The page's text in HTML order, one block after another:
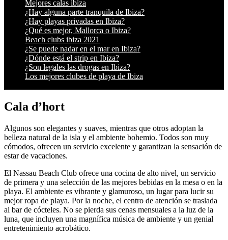
Mejores calas ibiza
¿Hay alguna parte tranquila de Ibiza?
¿Hay playas privadas en Ibiza?
¿Qué es mejor, Mallorca o Ibiza?
Beach clubs ibiza 2021
¿Se puede nadar en el mar en Ibiza?
¿Dónde está el strip en Ibiza?
¿Son legales las drogas en Ibiza?
Los mejores clubes de playa de Ibiza
Cala d’hort
Algunos son elegantes y suaves, mientras que otros adoptan la
belleza natural de la isla y el ambiente bohemio. Todos son muy
cómodos, ofrecen un servicio excelente y garantizan la sensación de
estar de vacaciones.
El Nassau Beach Club ofrece una cocina de alto nivel, un servicio
de primera y una selección de las mejores bebidas en la mesa o en la
playa. El ambiente es vibrante y glamuroso, un lugar para lucir su
mejor ropa de playa. Por la noche, el centro de atención se traslada
al bar de cócteles. No se pierda sus cenas mensuales a la luz de la
luna, que incluyen una magnífica música de ambiente y un genial
entretenimiento acrobático.